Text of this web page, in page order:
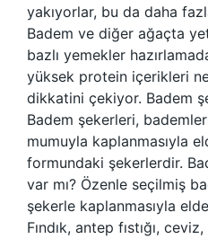
yakıyorlar, bu da daha
Badem ve diğer ağaçta
bazlı yemekler
yüksek protein içerikleri
dikkatini çekiyor. Badem
Badem şekerleri,
mumuyla kaplanmasıyla
formundaki şekerlerdir.
var mı? Özenle seçilmiş
şekerle kaplanmasıyla
Fındık, antep fıstığı,